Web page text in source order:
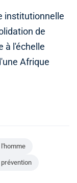
institutionnelle
de
à l'échelle
Afrique